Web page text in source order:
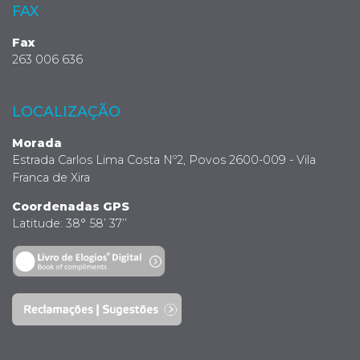
FAX
Fax
263 006 636
LOCALIZAÇÃO
Morada
Estrada Carlos Lima Costa Nº2, Povos 2600-009 - Vila
Franca de Xira
Coordenadas GPS
Latitude: 38° 58’ 37’’